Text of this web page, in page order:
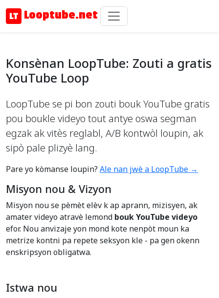
Looptube.net
Konsènan LoopTube: Zouti a gratis
YouTube Loop
LoopTube se pi bon zouti bouk YouTube gratis
pou boukle videyo tout antye oswa segman
egzak ak vitès reglabl, A/B kontwòl loupin, ak
sipò pale plizyè lang.
Pare yo kòmanse loupin? Ale nan jwè a LoopTube →
Misyon nou & Vizyon
Misyon nou se pèmèt elèv k ap aprann, mizisyen, ak
amater videyo atravè lemond bouk YouTube videyo
efor. Nou anvizaje yon mond kote nenpòt moun ka
metrize kontni pa repete seksyon kle - pa gen okenn
enskripsyon obligatwa.
Istwa nou